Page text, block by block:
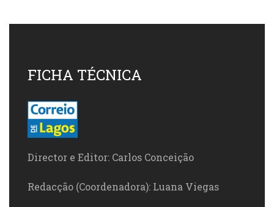
FICHA TÉCNICA
Director e Editor: Carlos Conceição
Redacção (Coordenadora): Luana Viegas